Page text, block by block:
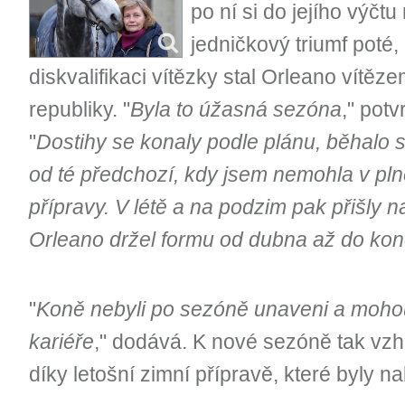
po ní si do jejího
jedničkový triumf
diskvalifikaci vítězky stal Orleano
republiky. "Byla to úžasná sezóna,"
"Dostihy se konaly podle plánu, běhalo
od té předchozí, kdy jsem nemohla v
přípravy. V létě a na podzim pak přišly
Orleano držel formu od dubna až do
"Koně nebyli po sezóně unaveni a
kariéře," dodává. K nové sezóně tak
díky letošní zimní přípravě, které byly